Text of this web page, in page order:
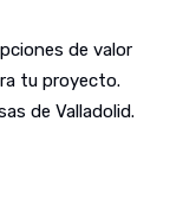
de valor
tu proyecto.
de Valladolid.